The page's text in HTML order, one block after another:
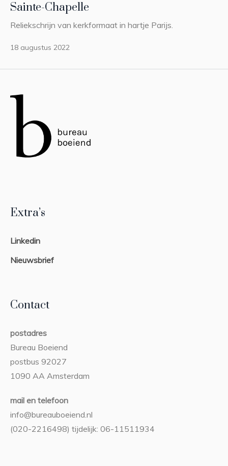
Sainte-Chapelle
Reliekschrijn van kerkformaat in hartje Parijs.
18 augustus 2022
Extra’s
Linkedin
Nieuwsbrief
Contact
postadres
Bureau Boeiend
postbus 92027
1090 AA Amsterdam
mail en telefoon
info@bureauboeiend.nl
(020-2216498) tijdelijk: 06-11511934